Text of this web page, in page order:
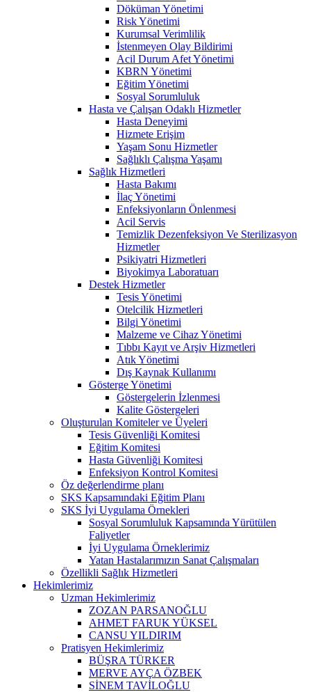
Döküman Yönetimi
Risk Yönetimi
Kurumsal Verimlilik
İstenmeyen Olay Bildirimi
Acil Durum Afet Yönetimi
KBRN Yönetimi
Eğitim Yönetimi
Sosyal Sorumluluk
Hasta ve Çalışan Odaklı Hizmetler
Hasta Deneyimi
Hizmete Erişim
Yaşam Sonu Hizmetler
Sağlıklı Çalışma Yaşamı
Sağlık Hizmetleri
Hasta Bakımı
İlaç Yönetimi
Enfeksiyonların Önlenmesi
Acil Servis
Temizlik Dezenfeksiyon Ve Sterilizasyon
Hizmetler
Psikiyatri Hizmetleri
Biyokimya Laboratuarı
Destek Hizmetler
Tesis Yönetimi
Otelcilik Hizmetleri
Bilgi Yönetimi
Malzeme ve Cihaz Yönetimi
Tıbbı Kayıt ve Arşiv Hizmetleri
Atık Yönetimi
Dış Kaynak Kullanımı
Gösterge Yönetimi
Göstergelerin İzlenmesi
Kalite Göstergeleri
Oluşturulan Komiteler ve Üyeleri
Tesis Güvenliği Komitesi
Eğitim Komitesi
Hasta Güvenliği Komitesi
Enfeksiyon Kontrol Komitesi
Öz değerlendirme planı
SKS Kapsamındaki Eğitim Planı
SKS İyi Uygulama Örnekleri
Sosyal Sorumluluk Kapsamında Yürütülen
Faliyetler
İyi Uygulama Örneklerimiz
Yatan Hastalarımızın Sanat Çalışmaları
Özellikli Sağlık Hizmetleri
Hekimlerimiz
Uzman Hekimlerimiz
ZOZAN PARSANOĞLU
AHMET FARUK YÜKSEL
CANSU YILDIRIM
Pratisyen Hekimlerimiz
BÜŞRA TÜRKER
MERVE AYÇA ÖZBEK
SİNEM TAVİLOĞLU